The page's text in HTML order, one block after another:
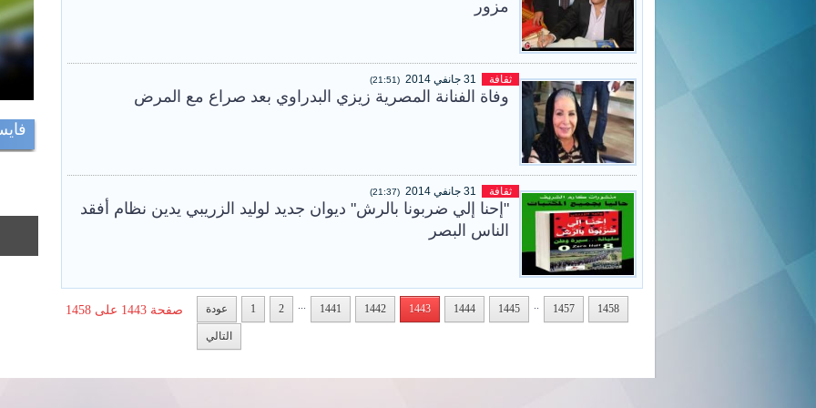
مزور
ثقافة (21:51)
وفاة الفنانة المصرية زيزي البدراوي بعد صراع مع المرض
ثقافة (21:37)
"إحنا إلي ضربونا بالرش" ديوان جديد لوليد الزريبي يدين نظام أفقد
الناس البصر
صفحة 1443 على 1458 عودة 1 2 ... 1441 1442 1443 1444 1445 .. 1457 1458
التالي